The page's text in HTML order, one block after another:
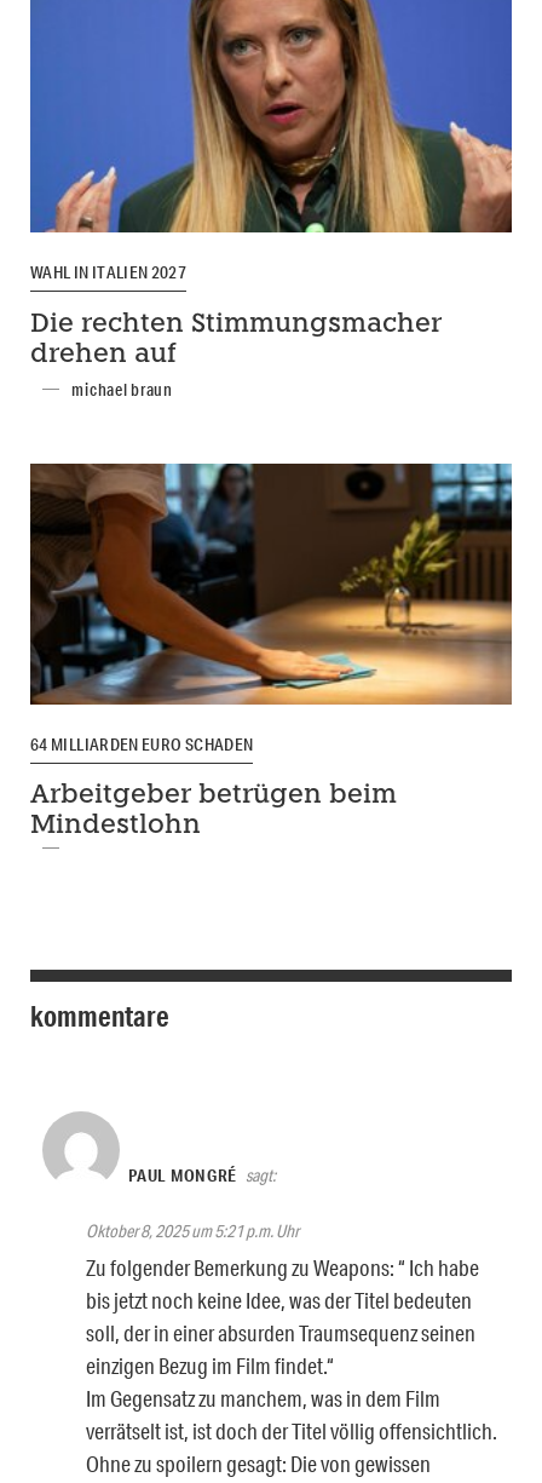
WAHL IN ITALIEN 2027
Die rechten Stimmungsmacher
drehen auf
michael braun
64 MILLIARDEN EURO SCHADEN
Arbeitgeber betrügen beim
Mindestlohn
kommentare
PAUL MONGRÉ sagt:
Oktober 8, 2025 um 5:21 p.m. Uhr
Zu folgender Bemerkung zu Weapons: “ Ich habe
bis jetzt noch keine Idee, was der Titel bedeuten
soll, der in einer absurden Traumsequenz seinen
einzigen Bezug im Film findet.“
Im Gegensatz zu manchem, was in dem Film
verrätselt ist, ist doch der Titel völlig offensichtlich.
Ohne zu spoilern gesagt: Die von gewissen